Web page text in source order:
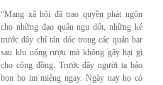
“Mạng xã hội đã trao quyền phát ngôn
cho những đạo quân ngu dốt, những kẻ
trước đây chỉ tán dóc trong các quán bar
sau khi uống rượu mà không gây hại gì
cho cộng đồng. Trước đây người ta bảo
bọn họ im miệng ngay. Ngày nay họ có